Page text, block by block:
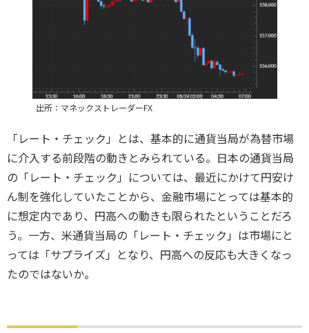
出所：マネックストレーダーFX
「レート・チェック」とは、基本的に通貨当局が為替市場
に介入する前段階の動きとみられている。日本の通貨当局
の「レート・チェック」については、最近にかけて円安け
ん制を強化していたことから、金融市場にとっては基本的
に想定内であり、円高への動きも限られたということだろ
う。一方、米通貨当局の「レート・チェック」は市場にと
っては「サプライズ」となり、円高への反応も大きくなっ
たのではないか。